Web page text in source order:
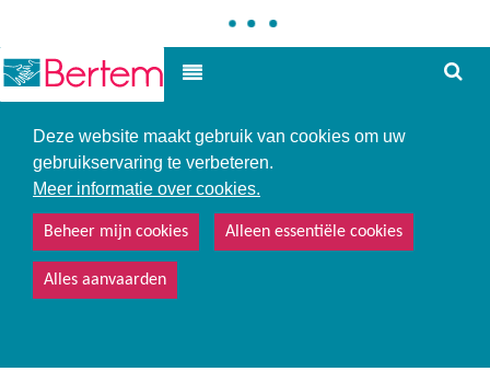
Deze website maakt gebruik van cookies om uw
gebruikservaring te verbeteren.
Meer informatie over cookies.
Beheer mijn cookies Alleen essentiële cookies
Alles aanvaarden